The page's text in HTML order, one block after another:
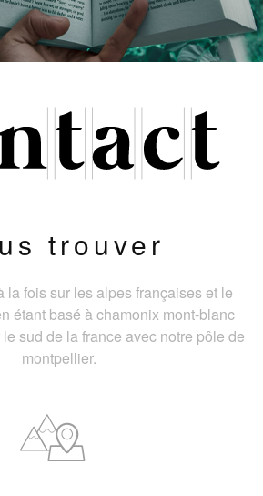
trouver
la fois sur les alpes françaises et le
étant basé à chamonix mont-blanc
sud de la france avec notre pôle de
montpellier.